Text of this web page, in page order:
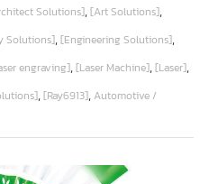
Solutions],[Art Solutions],
Solutions],[Engineering Solutions],
engraving],[Laser Machine],[Laser],
,[Ray6913], Automotive /